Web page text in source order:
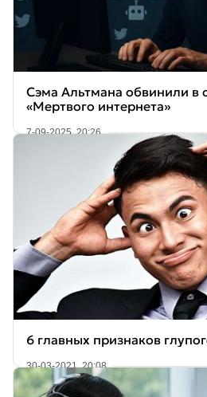
Сэма Альтмана обвинили в
«Мертвого интернета»
7-09-2025, 20:26
6 главных признаков
30-03-2021, 20:08